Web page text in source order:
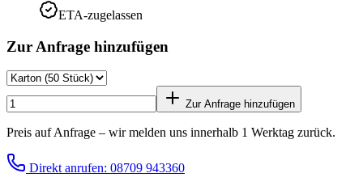
ETA-zugelassen
Zur Anfrage hinzufügen
Zur Anfrage hinzufügen
Preis auf Anfrage – wir melden uns innerhalb 1 Werktag zurück.
Direkt anrufen: 08709 943360